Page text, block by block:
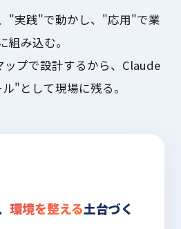
"実践"で動かし、"応用"で業
組み込む。
ップで設計するから、Claude
"として現場に残る。
環境を整える土台づく